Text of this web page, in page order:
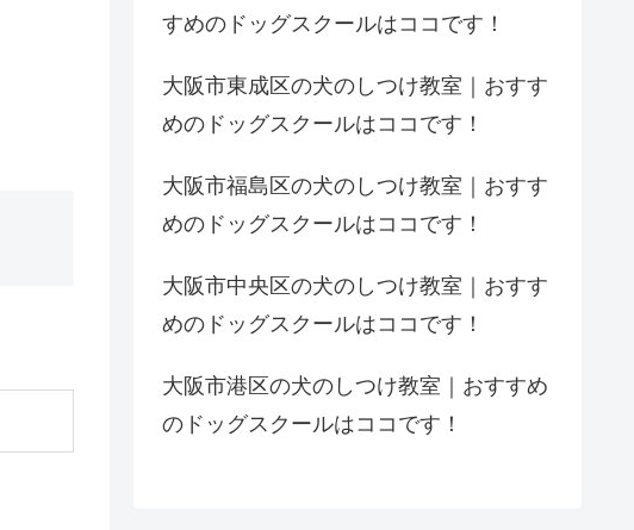
すめのドッグスクールはココです！
大阪市東成区の犬のしつけ教室｜おすす
めのドッグスクールはココです！
大阪市福島区の犬のしつけ教室｜おすす
めのドッグスクールはココです！
大阪市中央区の犬のしつけ教室｜おすす
めのドッグスクールはココです！
大阪市港区の犬のしつけ教室｜おすすめ
のドッグスクールはココです！